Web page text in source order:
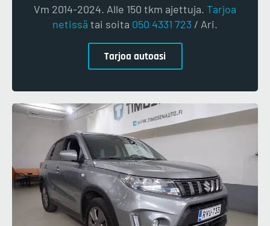
Vm 2014-2024. Alle 150 tkm ajettuja. Tarjoa
netissä tai soita 050 4331 723 / Ari.
Tarjoa autoasi